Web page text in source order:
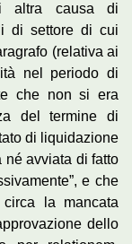
altra causa di
di settore di cui
(relativa ai
nel periodo di
che non si era
del termine di
di liquidazione
né avviata di fatto
e che
la mancata
dello